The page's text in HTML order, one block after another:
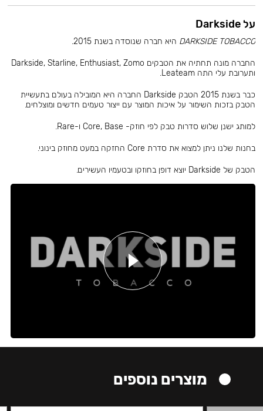
על Darkside
DARKSIDE TOBACCO היא חברה שנוסדה בשנת 2015.
החברה מונה תחתיה את הטבקים Darkside, Starline, Enthusiast, Zomo
ותערובת עלי התה Leateam.
כבר בשנת 2015 הטבק Darkside החברה היא המובילה בעולם בתעשיית
הטבק בזכות השימור על איכות המוצר עם ייצור טעמים חדשים ומוצלחים.
למותג ישנן שלוש סדרות טבק לפי חוזק- Core, Base ו-Rare.
בחנות שלנו ניתן למצוא את סדרת Core החזקה במעט מחוזק בינוני.
הטבק של Darkside יוצא דופן בחוזקו ובטעמיו העשירים.
מוצרים נוספים